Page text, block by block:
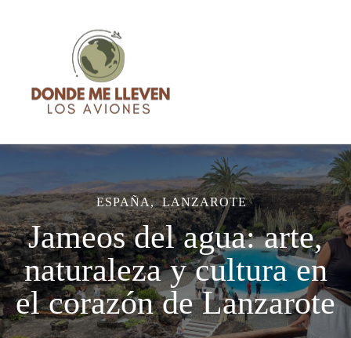
Blog de Viajes – Donde me
lleven los aviones
Blog de Viajes con consejos, recomendaciones, sensaciones y
guías basadas en mi experiencia
ESPAÑA LANZAROTE
Jameos del agua: arte,
naturaleza y cultura en
el corazón de Lanzarote